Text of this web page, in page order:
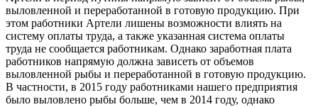
выловленной и переработанной в готовую продукцию. При
этом работники Артели лишены возможности влиять на
систему оплаты труда, а также указанная система оплаты
труда не сообщается работникам. Однако заработная плата
работников напрямую должна зависеть от объемов
выловленной рыбы и переработанной в готовую продукцию.
В частности, в 2015 году работниками нашего предприятия
было выловлено рыбы больше, чем в 2014 году, однако